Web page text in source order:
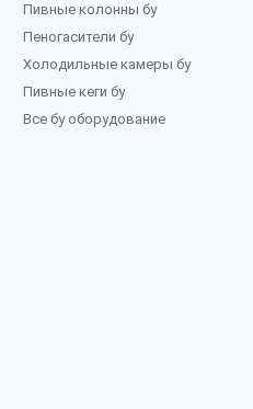
Пивные колонны бу
Пеногасители бу
Холодильные камеры бу
Пивные кеги бу
Все бу оборудование